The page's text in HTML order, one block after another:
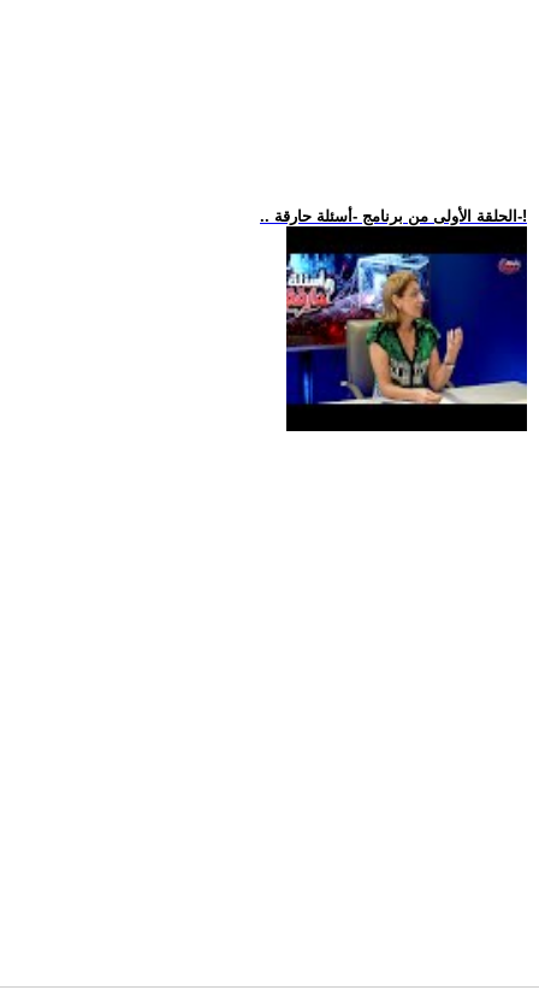
.. الحلقة الأولى من برنامج -أسئلة حارقة-!